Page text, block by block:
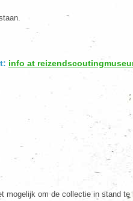
info at
om de collectie in stand